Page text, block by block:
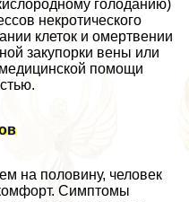
голоданию)
некротического
клеток и омертвении
закупорки вены или
помощи
на половину, человек
Симптомы